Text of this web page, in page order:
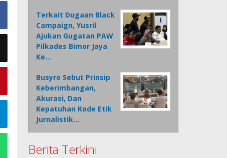
Terkait Dugaan Black
Campaign, Yusril
Ajukan Gugatan PAW
Pilkades Bimor Jaya
Ke…
Busyro Sebut Prinsip
Keberimbangan,
Akurasi, Dan
Kepatuhan Kode Etik
Jurnalistik…
Berita Terkini